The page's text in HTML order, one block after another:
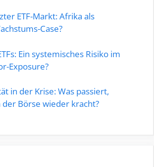
ETF-Markt: Afrika als
Case?
Ein systemisches Risiko im
Exposure?
in der Krise: Was passiert,
der Börse wieder kracht?